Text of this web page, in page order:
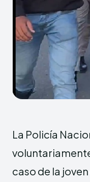
La Policía
caso de la